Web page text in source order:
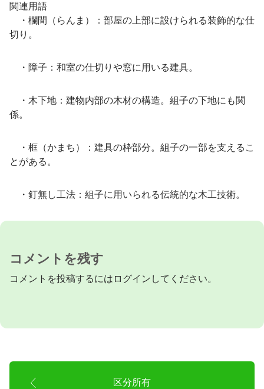
関連用語
・欄間（らんま）：部屋の上部に設けられる装飾的な仕
切り。
・障子：和室の仕切りや窓に用いる建具。
・木下地：建物内部の木材の構造。組子の下地にも関
係。
・框（かまち）：建具の枠部分。組子の一部を支えるこ
とがある。
・釘無し工法：組子に用いられる伝統的な木工技術。
コメントを残す
コメントを投稿するには ログイン してください。
区分所有